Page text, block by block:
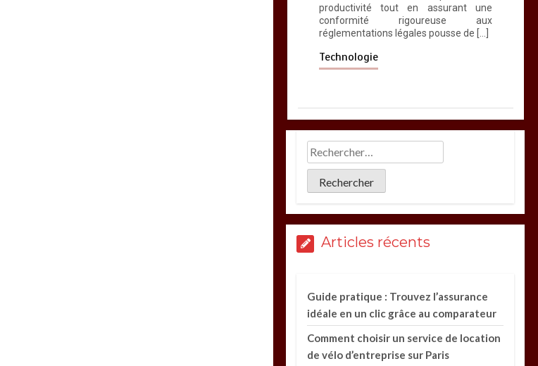
productivité tout en assurant une
conformité rigoureuse aux
réglementations légales pousse de […]
Technologie
Articles récents
Guide pratique : Trouvez l’assurance
idéale en un clic grâce au comparateur
Comment choisir un service de location
de vélo d’entreprise sur Paris